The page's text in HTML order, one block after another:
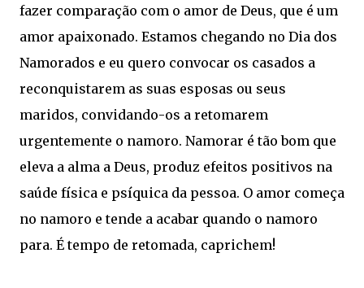
fazer comparação com o amor de Deus, que é um
amor apaixonado. Estamos chegando no Dia dos
Namorados e eu quero convocar os casados a
reconquistarem as suas esposas ou seus
maridos, convidando-os a retomarem
urgentemente o namoro. Namorar é tão bom que
eleva a alma a Deus, produz efeitos positivos na
saúde física e psíquica da pessoa. O amor começa
no namoro e tende a acabar quando o namoro
para. É tempo de retomada, caprichem!